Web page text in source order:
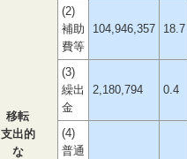
移転
支出的
な
(2)
補助
費等
104,946,357 18.7
(3)
繰出
金
2,180,794 0.4
(4)
普通